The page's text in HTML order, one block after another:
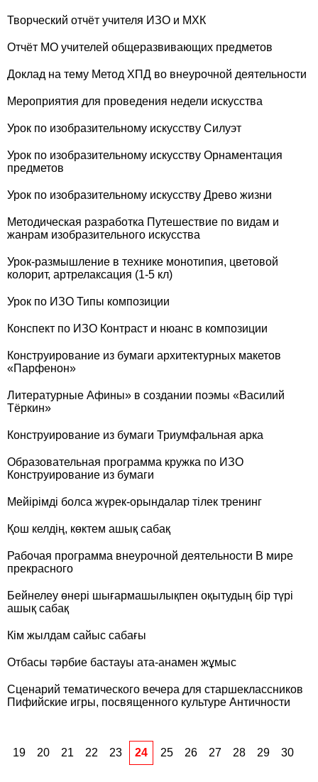
Творческий отчёт учителя ИЗО и МХК
Отчёт МО учителей общеразвивающих предметов
Доклад на тему Метод ХПД во внеурочной деятельности
Мероприятия для проведения недели искусства
Урок по изобразительному искусству Силуэт
Урок по изобразительному искусству Орнаментация
предметов
Урок по изобразительному искусству Древо жизни
Методическая разработка Путешествие по видам и
жанрам изобразительного искусства
Урок-размышление в технике монотипия, цветовой
колорит, артрелаксация (1-5 кл)
Урок по ИЗО Типы композиции
Конспект по ИЗО Контраст и нюанс в композиции
Конструирование из бумаги архитектурных макетов
«Парфенон»
Литературные Афины» в создании поэмы «Василий
Тёркин»
Конструирование из бумаги Триумфальная арка
Образовательная программа кружка по ИЗО
Конструирование из бумаги
Мейірімді болса жүрек-орындалар тілек тренинг
Қош келдің, көктем ашық сабақ
Рабочая программа внеурочной деятельности В мире
прекрасного
Бейнелеу өнері шығармашылықпен оқытудың бір түрі
ашық сабақ
Кім жылдам сайыс сабағы
Отбасы тәрбие бастауы ата-анамен жұмыс
Сценарий тематического вечера для старшеклассников
Пифийские игры, посвященного культуре Античности
19 20 21 22 23 24 25 26 27 28 29 30